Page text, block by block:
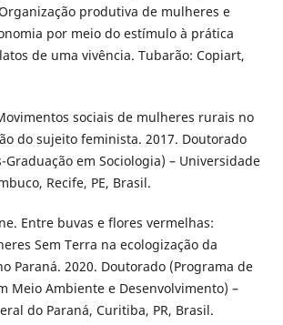
produtiva de mulheres e
por meio do estímulo à prática
de uma vivência. Tubarão: Copiart,
sociais de mulheres rurais no
do sujeito feminista. 2017. Doutorado
Graduação em Sociologia) – Universidade
Recife, PE, Brasil.
Entre buvas e flores vermelhas:
Sem Terra na ecologização da
Paraná. 2020. Doutorado (Programa de
Meio Ambiente e Desenvolvimento) –
do Paraná, Curitiba, PR, Brasil.